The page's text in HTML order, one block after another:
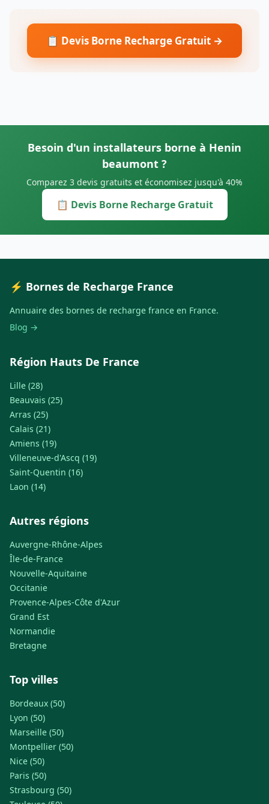
📋 Devis Borne Recharge Gratuit →
Besoin d'un installateurs borne à Henin
beaumont ?
Comparez 3 devis gratuits et économisez jusqu'à 40%
📋 Devis Borne Recharge Gratuit
⚡ Bornes de Recharge France
Annuaire des bornes de recharge france en France.
Blog →
Région Hauts De France
Lille (28)
Beauvais (25)
Arras (25)
Calais (21)
Amiens (19)
Villeneuve-d'Ascq (19)
Saint-Quentin (16)
Laon (14)
Autres régions
Auvergne-Rhône-Alpes
Île-de-France
Nouvelle-Aquitaine
Occitanie
Provence-Alpes-Côte d'Azur
Grand Est
Normandie
Bretagne
Top villes
Bordeaux (50)
Lyon (50)
Marseille (50)
Montpellier (50)
Nice (50)
Paris (50)
Strasbourg (50)